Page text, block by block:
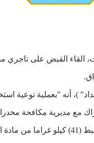
القاء القبض على تاجري
)، أنه "بعملية نوعية
مع مديرية مكافحة